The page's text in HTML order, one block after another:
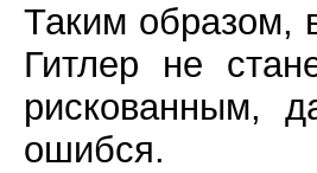
Таким образом,
Гитлер не
рискованным,
ошибся.